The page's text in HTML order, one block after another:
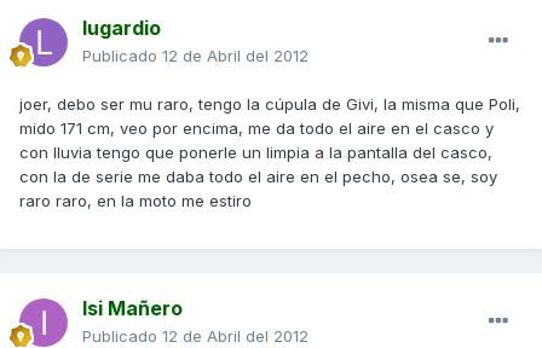
lugardio
Publicado 12 de Abril del 2012
joer, debo ser mu raro, tengo la cúpula de Givi, la misma que Poli,
mido 171 cm, veo por encima, me da todo el aire en el casco y
con lluvia tengo que ponerle un limpia a la pantalla del casco,
con la de serie me daba todo el aire en el pecho, osea se, soy
raro raro, en la moto me estiro
Isi Mañero
Publicado 12 de Abril del 2012